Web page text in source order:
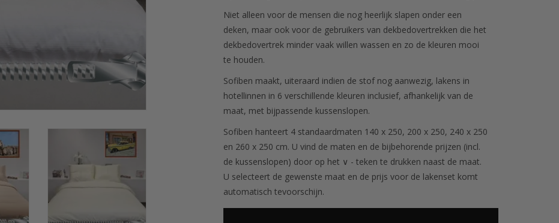
Niet alleen voor de mensen die nog heerlijk slapen onder een
deken, maar ook voor de gebruikers van dekbedovertrekken die het
dekbedovertrek minder vaak willen wassen en zo de kleuren mooi
te houden.
Sofiben maakt, uiteraard indien de stof nog aanwezig, lakens in
hotellinnen in 6 verschillende kleuren inclusief, afhankelijk van de
maat, met bijpassende kussenslopen.
Sofiben hanteert 4 standaardmaten 140 x 250, 200 x 250, 240 x 250
en 260 x 250 cm. U vind de maten en de bijbehorende prijzen (incl.
de kussenslopen) door op het ∨ - teken te drukken naast de maat.
U selecteert de gewenste maat en de prijs voor de lakenset komt
automatisch tevoorschijn.